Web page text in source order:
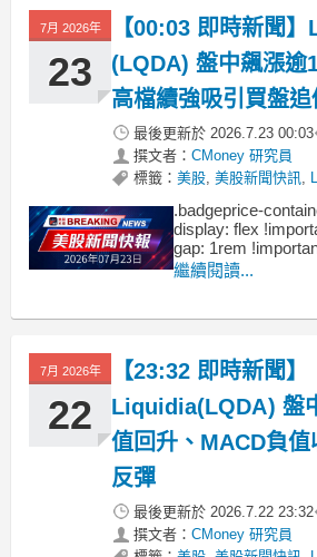
7月 2026年
23
【00:03 即時新聞
(LQDA) 盤中飆漲逾
高檔續強吸引買盤追
最後更新於 2026.7.23 00:03
撰文者： CMoney 研究員
標籤： 美股, 美股新聞快訊,
.badgeprice-
display: flex
gap: 1rem
flex-wrap: wrap
繼續閱讀...
7月 2026年
22
【23:32 即時新聞】
Liquidia(LQDA) 盤
值回升、MACD負
反彈
最後更新於 2026.7.22 23:32
撰文者： CMoney 研究員